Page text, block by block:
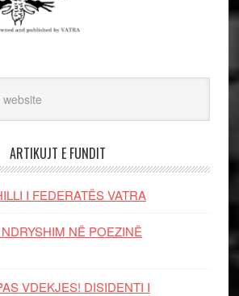
ARTIKUJT E FUNDIT
I FEDERATËS VATRA
NË POEZINË
VDEKJES! DISIDENTI I